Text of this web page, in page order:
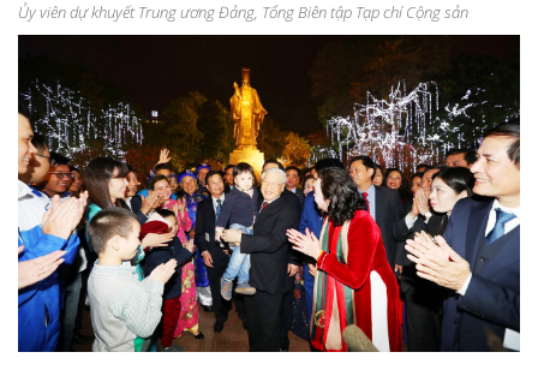
Ủy viên dự khuyết Trung ương Đảng, Tổng Biên tập Tạp chí Cộng sản